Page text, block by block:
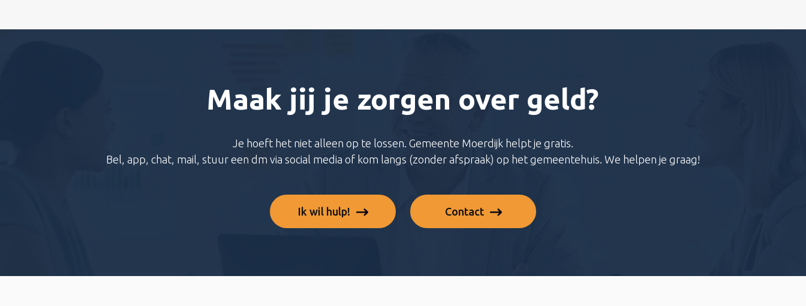
Maak jij je zorgen over geld?
Je hoeft het niet alleen op te lossen. Gemeente Moerdijk helpt je gratis.
Bel, app, chat, mail, stuur een dm via social media of kom langs (zonder afspraak) op het gemeentehuis. We helpen je graag!
Ik wil hulp! Contact